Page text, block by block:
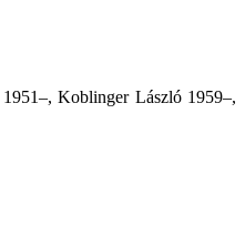
Koblinger László 1959–,